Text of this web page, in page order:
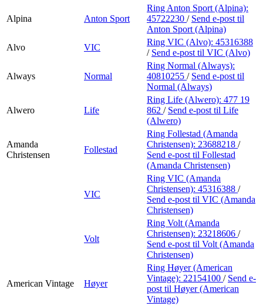
Alpina Anton Sport
Ring Anton Sport (Alpina):
45722230 / Send e-post til
Anton Sport (Alpina)
Alvo
VIC
Ring VIC (Alvo): 45316388
/ Send e-post til VIC (Alvo)
Always Normal
Ring Normal (Always):
40810255 / Send e-post til
Normal (Always)
Alwero Life
Ring Life (Alwero): 477 19
862 / Send e-post til Life
(Alwero)
Amanda
Christensen
Follestad
Ring Follestad (Amanda
Christensen): 23688218 /
Send e-post til Follestad
(Amanda Christensen)
VIC
Ring VIC (Amanda
Christensen): 45316388 /
Send e-post til VIC (Amanda
Christensen)
Volt
Ring Volt (Amanda
Christensen): 23218606 /
Send e-post til Volt (Amanda
Christensen)
American Vintage Høyer
Ring Høyer (American
Vintage): 22154100 / Send e-
post til Høyer (American
Vintage)